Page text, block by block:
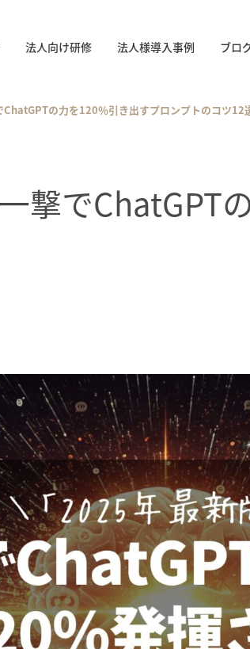
法人向け研修 法人様導入事例 ブロ
ChatGPTの力を120％引き出すプロンプトのコツ12
撃でChatGPT